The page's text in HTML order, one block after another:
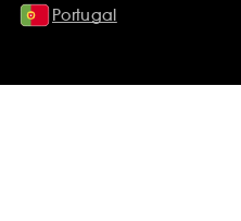
Portugal